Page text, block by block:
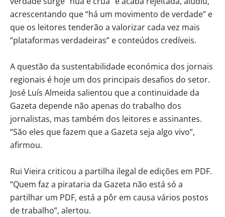
acrescentando que “há um movimento de verdade” e
que os leitores tenderão a valorizar cada vez mais
“plataformas verdadeiras” e conteúdos credíveis.
A questão da sustentabilidade económica dos jornais
regionais é hoje um dos principais desafios do setor.
José Luís Almeida salientou que a continuidade da
Gazeta depende não apenas do trabalho dos
jornalistas, mas também dos leitores e assinantes.
“São eles que fazem que a Gazeta seja algo vivo”,
afirmou.
Rui Vieira criticou a partilha ilegal de edições em PDF.
“Quem faz a pirataria da Gazeta não está só a
partilhar um PDF, está a pôr em causa vários postos
de trabalho”, alertou.